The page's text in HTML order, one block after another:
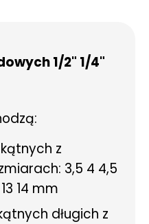
1/2" 1/4"
z
3,5 4 4,5
14 mm
długich z